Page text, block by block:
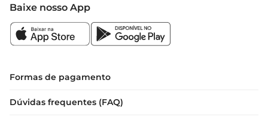
Baixe nosso App
Formas de pagamento
Dúvidas frequentes (FAQ)